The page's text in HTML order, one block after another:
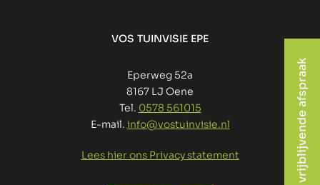
vrijblijvende afspraak
VOS TUINVISIE EPE
Eperweg 52a
8167 LJ Oene
Tel. 0578 561015
E-mail. info@vostuinvisie.nl
Lees hier ons Privacy statement